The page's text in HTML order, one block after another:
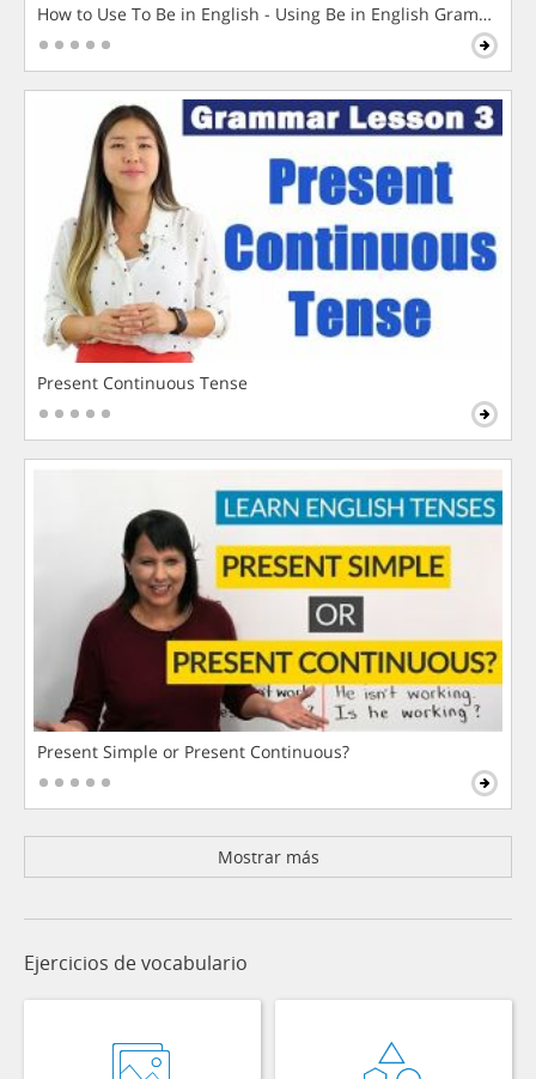
How to Use To Be in English - Using Be in English Grammar
Present Continuous Tense
Present Simple or Present Continuous?
Mostrar más
Ejercicios de vocabulario